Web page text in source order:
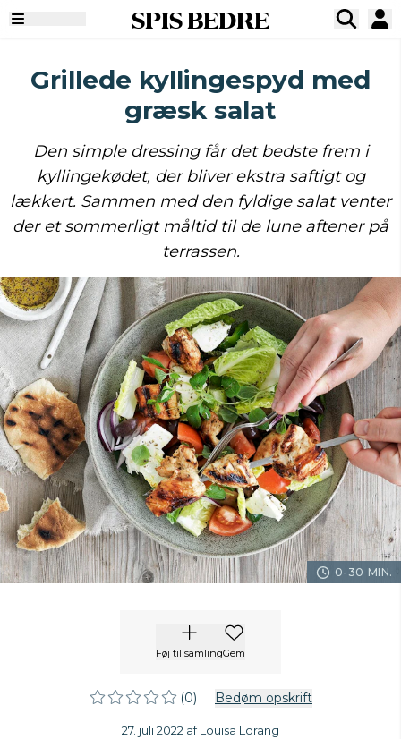
SPIS BEDRE
Grillede kyllingespyd med
græsk salat
Den simple dressing får det bedste frem i
kyllingekødet, der bliver ekstra saftigt og
lækkert. Sammen med den fyldige salat venter
der et sommerligt måltid til de lune aftener på
terrassen.
0-30 MIN.
Føj til samlingGem
(0) Bedøm opskrift
27. juli 2022 af Louisa Lorang